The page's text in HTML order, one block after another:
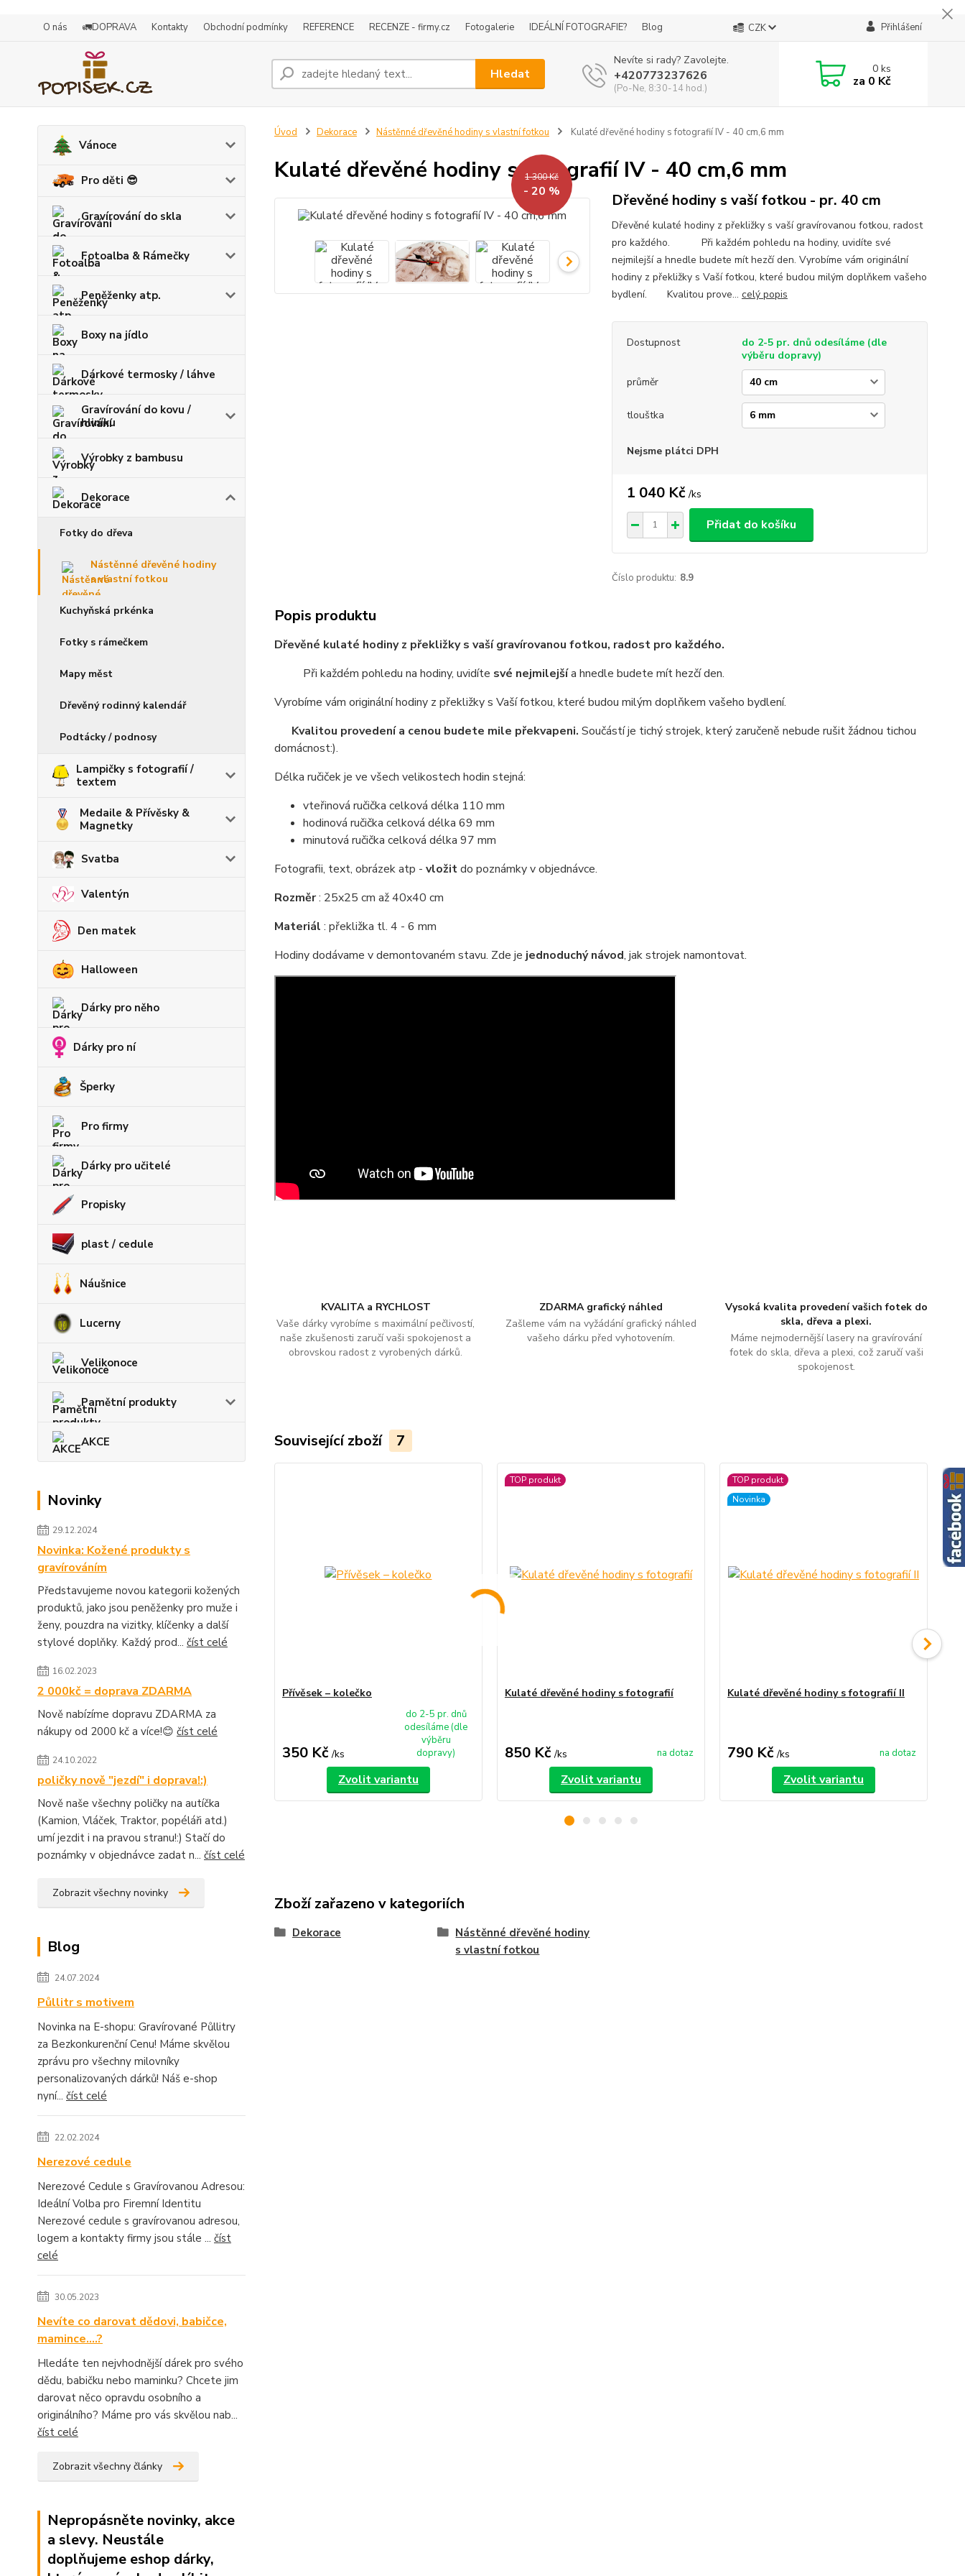
O nás 🚛DOPRAVA Kontakty Obchodní podmínky REFERENCE RECENZE - firmy.cz Fotogalerie IDEÁLNÍ FOTOGRAFIE? Blog CZK Přihlášení
Hledat
Nevíte si rady? Zavolejte.
+420773237626
(Po-Ne, 8:30-14 hod.)
0ks
za 0 Kč
Vánoce
Pro děti 😎
Gravírování do skla
Fotoalba & Rámečky
Peněženky atp.
Boxy na jídlo
Dárkové termosky / láhve
Gravírování do kovu /
hliníku
Výrobky z bambusu
Dekorace
Fotky do dřeva
Nástěnné dřevěné hodiny
s vlastní fotkou
Kuchyňská prkénka
Fotky s rámečkem
Mapy měst
Dřevěný rodinný kalendář
Podtácky / podnosy
Lampičky s fotografií /
textem
Medaile & Přívěsky &
Magnetky
Svatba
Valentýn
Den matek
Halloween
Dárky pro něho
Dárky pro ní
Šperky
Pro firmy
Dárky pro učitelé
Propisky
plast / cedule
Náušnice
Lucerny
Velikonoce
Pamětní produkty
AKCE
Novinky
29.12.2024
Novinka: Kožené produkty s
gravírováním
Představujeme novou kategorii kožených
produktů, jako jsou peněženky pro muže i
ženy, pouzdra na vizitky, klíčenky a další
stylové doplňky. Každý prod... číst celé
16.02.2023
2 000kč = doprava ZDARMA
Nově nabízíme dopravu ZDARMA za
nákupy od 2000 kč a více!😊 číst celé
24.10.2022
poličky nově "jezdí" i doprava!:)
Nově naše všechny poličky na autíčka
(Kamion, Vláček, Traktor, popéláři atd.)
umí jezdit i na pravou stranu!:) Stačí do
poznámky v objednávce zadat n... číst celé
Zobrazit všechny novinky
Blog
24.07.2024
Půllitr s motivem
Novinka na E-shopu: Gravírované Půllitry
za Bezkonkurenční Cenu! Máme skvělou
zprávu pro všechny milovníky
personalizovaných dárků! Náš e-shop
nyní... číst celé
22.02.2024
Nerezové cedule
Nerezové Cedule s Gravírovanou Adresou:
Ideální Volba pro Firemní Identitu
Nerezové cedule s gravírovanou adresou,
logem a kontakty firmy jsou stále ... číst
celé
30.05.2023
Nevíte co darovat dědovi, babičce,
mamince....?
Hledáte ten nejvhodnější dárek pro svého
dědu, babičku nebo maminku? Chcete jim
darovat něco opravdu osobního a
originálního? Máme pro vás skvělou nab...
číst celé
Zobrazit všechny články
Nepropásněte novinky, akce
a slevy. Neustále
doplňujeme eshop dárky,
Úvod Dekorace Nástěnné dřevěné hodiny s vlastní fotkou Kulaté dřevěné hodiny s fotografií IV - 40 cm,6 mm
Kulaté dřevěné hodiny s fotografií IV - 40 cm,6 mm
1 300 Kč
- 20 % Dřevěné hodiny s vaší fotkou - pr. 40 cm
Dřevěné kulaté hodiny z překližky s vaší gravírovanou fotkou, radost
pro každého. Při každém pohledu na hodiny, uvidíte své
nejmilejší a hnedle budete mít hezčí den. Vyrobíme vám originální
hodiny z překližky s Vaší fotkou, které budou milým doplňkem vašeho
bydlení. Kvalitou prove... celý popis
Dostupnost
do 2-5 pr. dnů odesíláme (dle
výběru dopravy)
průměr
tlouštka
Nejsme plátci DPH
1 040 Kč /ks
Přidat do košíku
Číslo produktu: 8.9
KVALITA a RYCHLOST
Vaše dárky vyrobíme s maximální pečlivostí,
naše zkušenosti zaručí vaši spokojenost a
obrovskou radost z vyrobených dárků.
ZDARMA grafický náhled
Zašleme vám na vyžádání grafický náhled
vašeho dárku před vyhotovením.
Vysoká kvalita provedení vašich fotek do
skla, dřeva a plexi.
Máme nejmodernější lasery na gravírování
fotek do skla, dřeva a plexi, což zaručí vaši
spokojenost.
Popis produktu
Dřevěné kulaté hodiny z překližky s vaší gravírovanou fotkou, radost pro každého.
Při každém pohledu na hodiny, uvidíte své nejmilejšía hnedle budete mít hezčí den.
Vyrobíme vám originální hodiny z překližky s Vaší fotkou, které budou milým doplňkem vašeho bydlení.
Kvalitou provedení a cenou budete mile překvapeni. Součástí je tichý strojek, který zaručeně nebude rušit žádnou tichou
domácnost:).
Délka ručiček je ve všech velikostech hodin stejná:
vteřinová ručička celková délka 110 mm
hodinová ručička celková délka 69 mm
minutová ručička celková délka 97 mm
Fotografii, text, obrázek atp - vložitdo poznámky v objednávce.
Rozměr: 25x25 cm až 40x40 cm
Materiál : překližka tl. 4 - 6 mm
Hodiny dodávame v demontovaném stavu. Zde je jednoduchý návod, jak strojek namontovat.
Související zboží 7
Přívěsek – kolečko
350 Kč /ks
do 2-5 pr. dnů
odesíláme (dle
výběru
dopravy)
Zvolit variantu
TOP produkt
Kulaté dřevěné hodiny s fotografií
850 Kč /ks na dotaz
Zvolit variantu
TOP produkt
Novinka
Kulaté dřevěné hodiny s fotografií II
790 Kč /ks na dotaz
Zvolit variantu
Zboží zařazeno v kategoriích
Dekorace
Nástěnné dřevěné hodiny
s vlastní fotkou